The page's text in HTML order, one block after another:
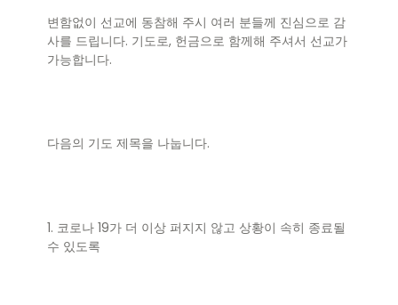
변함없이 선교에 동참해 주시 여러 분들께 진심으로 감
사를 드립니다. 기도로, 헌금으로 함께해 주셔서 선교가
가능합니다.
다음의 기도 제목을 나눕니다.
1. 코로나 19가 더 이상 퍼지지 않고 상황이 속히 종료될
수 있도록